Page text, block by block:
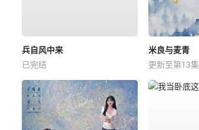
兵自风中来
已完结
米良与麦青
更新至第13集